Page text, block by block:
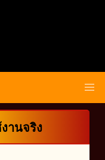
านจริง